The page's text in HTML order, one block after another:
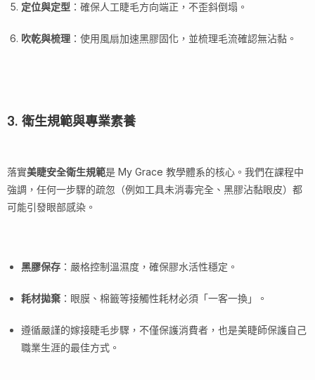
定位與定型 ：確保人工睫毛方向端正，不歪斜倒塌。
吹乾與梳理 ：使用風扇加速黑膠固化，並梳理毛流確認無沾黏。
3. 衛生規範與專業素養
落實美睫安全衛生規範是 My Grace 教學體系的核心。我們在課程中
強調，任何一步驟的疏忽（例如工具未消毒完全、黑膠沾黏眼皮）都
可能引發眼部感染。
黑膠保存 ：嚴格控制溫濕度，確保膠水活性穩定。
耗材拋棄 ：眼膜、棉籤等接觸性耗材必須「一客一換」。
遵循嚴謹的嫁接睫毛步驟，不僅保護消費者，也是美睫師保護自己
職業生涯的最佳方式。